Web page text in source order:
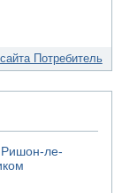
Потребитель
Ришон-ле-